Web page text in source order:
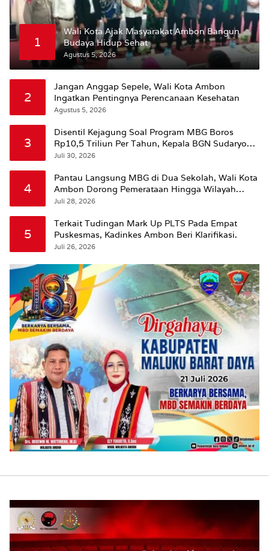
1
Wali Kota Ajak Masyarakat Ambon Bangun
Budaya Hidup Sehat
Agustus 5, 2026
2
Jangan Anggap Sepele, Wali Kota Ambon
Ingatkan Pentingnya Perencanaan Kesehatan
Agustus 5, 2026
3
Disentil Kejagung Soal Program MBG Boros
Rp10,5 Triliun Per Tahun, Kepala BGN Sudaryono
Beri Penjelasan
Juli 30, 2026
4
Pantau Langsung MBG di Dua Sekolah, Wali Kota
Ambon Dorong Pemerataan Hingga Wilayah
Leitimur Selatan
Juli 28, 2026
5
Terkait Tudingan Mark Up PLTS Pada Empat
Puskesmas, Kadinkes Ambon Beri Klarifikasi.
Juli 26, 2026